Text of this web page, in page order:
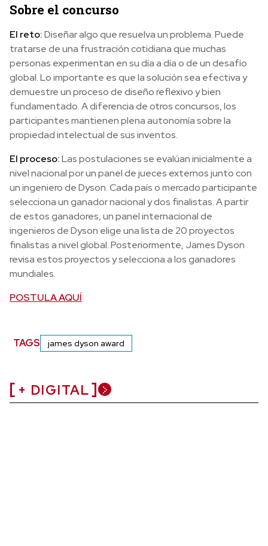
Sobre el concurso
El reto:Diseñar algo que resuelva un problema. Puede
tratarse de una frustración cotidiana que muchas
personas experimentan en su día a día o de un desafío
global. Lo importante es que la solución sea efectiva y
demuestre un proceso de diseño reflexivo y bien
fundamentado. A diferencia de otros concursos, los
participantes mantienen plena autonomía sobre la
propiedad intelectual de sus inventos.
El proceso:Las postulaciones se evalúan inicialmente a
nivel nacional por un panel de jueces externos junto con
un ingeniero de Dyson. Cada país o mercado participante
selecciona un ganador nacional y dos finalistas. A partir
de estos ganadores, un panel internacional de
ingenieros de Dyson elige una lista de 20 proyectos
finalistas a nivel global. Posteriormente, James Dyson
revisa estos proyectos y selecciona a los ganadores
mundiales.
POSTULA AQUÍ
TAGS james dyson award
+ DIGITAL